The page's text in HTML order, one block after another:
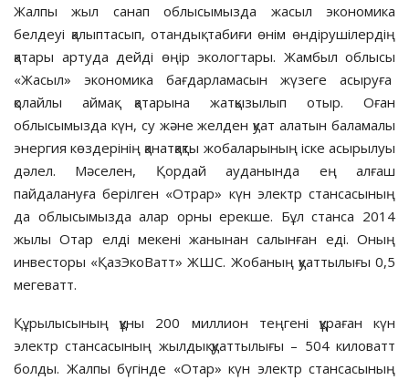
Жалпы жыл санап облысымызда жасыл экономика
белдеуі қалыптасып, отандық табиғи өнім өндірушілердің
қатары артуда дейді өңір экологтары. Жамбыл облысы
«Жасыл» экономика бағдарламасын жүзеге асыруға
қолайлы аймақ қатарына жатқызылып отыр. Оған
облысымызда күн, су және желден қуат алатын баламалы
энергия көздерінің қанатқақты жобаларының іске асырылуы
дәлел. Мәселен, Қордай ауданында ең алғаш
пайдалануға берілген «Отрар» күн электр стансасының
да облысымызда алар орны ерекше. Бұл станса 2014
жылы Отар елді мекені жанынан салынған еді. Оның
инвесторы «ҚазЭкоВатт» ЖШС. Жобаның қуаттылығы 0,5
мегеватт.
Құрылысының құны 200 миллион теңгені құраған күн
электр стансасының жылдық қуаттылығы – 504 киловатт
болды. Жалпы бүгінде «Отар» күн электр стансасының